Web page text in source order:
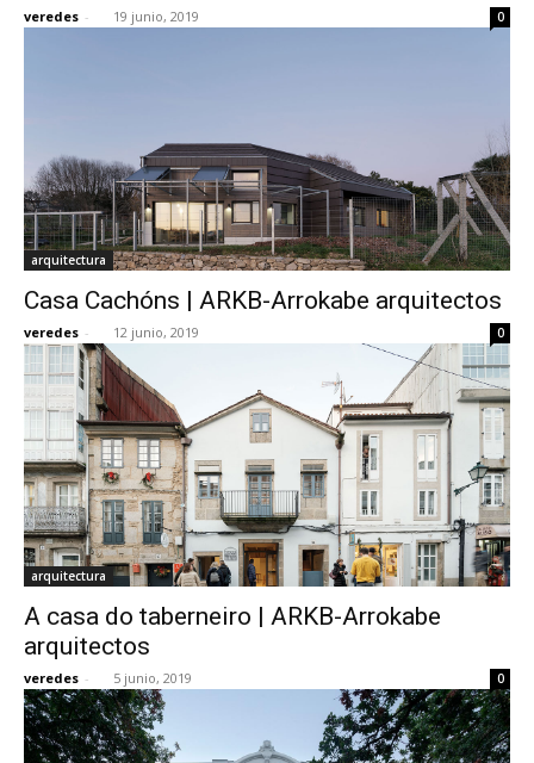
veredes - 19 junio, 2019 0
arquitectura
Casa Cachóns | ARKB-Arrokabe arquitectos
veredes - 12 junio, 2019 0
arquitectura
A casa do taberneiro | ARKB-Arrokabe
arquitectos
veredes - 5 junio, 2019 0